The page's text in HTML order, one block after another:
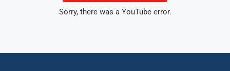
Sorry, there was a YouTube error.